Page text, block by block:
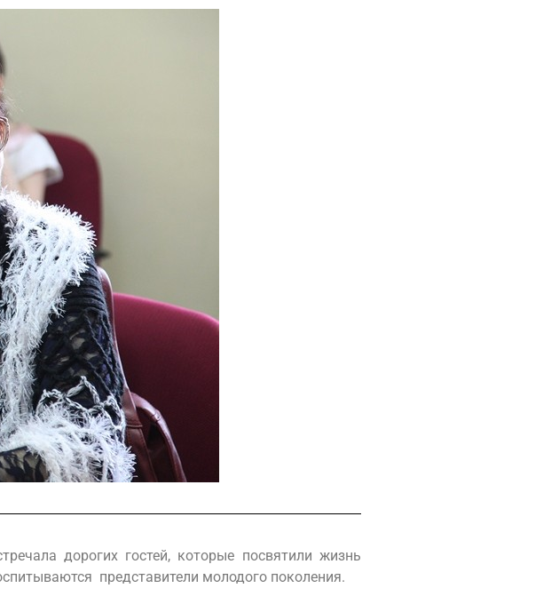
дорогих гостей, которые посвятили жизнь
представители молодого поколения.